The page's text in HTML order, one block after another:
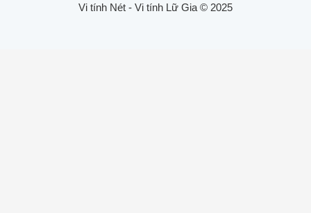
Vi tính Nét - Vi tính Lữ Gia © 2025